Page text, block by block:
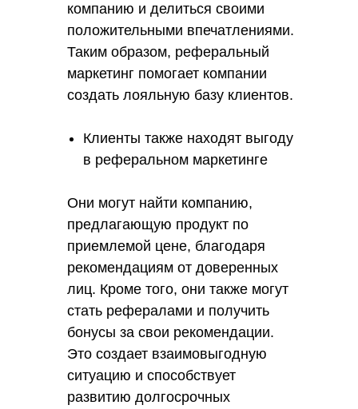
компанию и делиться своими
положительными впечатлениями.
Таким образом, реферальный
маркетинг помогает компании
создать лояльную базу клиентов.
Клиенты также находят выгоду
в реферальном маркетинге
Они могут найти компанию,
предлагающую продукт по
приемлемой цене, благодаря
рекомендациям от доверенных
лиц. Кроме того, они также могут
стать рефералами и получить
бонусы за свои рекомендации.
Это создает взаимовыгодную
ситуацию и способствует
развитию долгосрочных